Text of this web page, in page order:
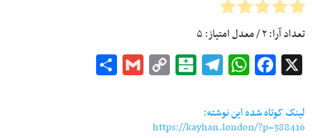
تعداد آرا:۲/ معدل امتیاز:۵
Facebook
WhatsApp
Telegram
Balatarin
Copy
Gmail
لینک کوتاه شده این نوشته:
https://kayhan.london/?p=388416